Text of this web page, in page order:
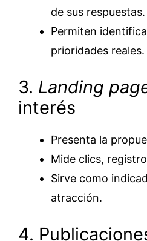
de sus respuestas.
Permiten
prioridades reales.
3. Landing
interés
Presenta la
Mide clics,
Sirve como
atracción.
4.